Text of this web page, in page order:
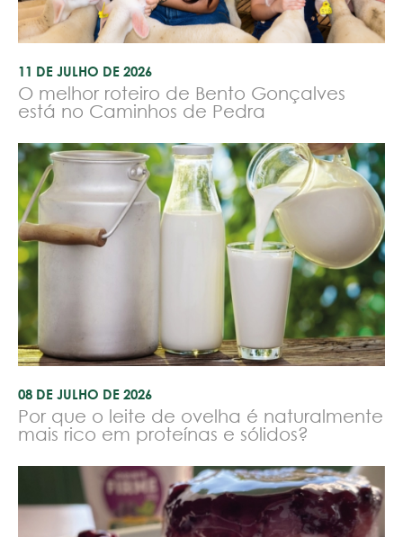
11 DE JULHO DE 2026
O melhor roteiro de Bento Gonçalves
está no Caminhos de Pedra
08 DE JULHO DE 2026
Por que o leite de ovelha é naturalmente
mais rico em proteínas e sólidos?